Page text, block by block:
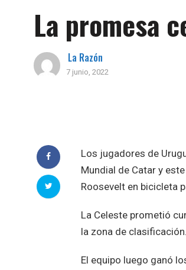
La promesa
La Razón
7 junio, 2022
Los jugadores de
Mundial de Catar y
Roosevelt en bicicleta
La Celeste prometió
la zona de clasificación.
El equipo luego ganó